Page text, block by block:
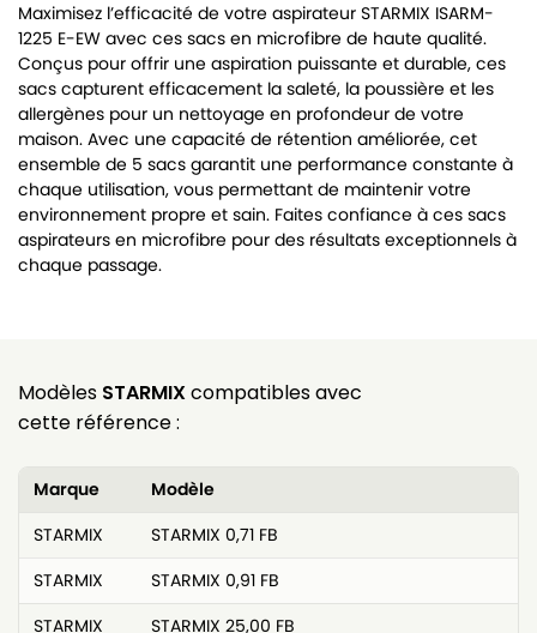
Maximisez l’efficacité de votre aspirateur STARMIX ISARM-
1225 E-EW avec ces sacs en microfibre de haute qualité.
Conçus pour offrir une aspiration puissante et durable, ces
sacs capturent efficacement la saleté, la poussière et les
allergènes pour un nettoyage en profondeur de votre
maison. Avec une capacité de rétention améliorée, cet
ensemble de 5 sacs garantit une performance constante à
chaque utilisation, vous permettant de maintenir votre
environnement propre et sain. Faites confiance à ces sacs
aspirateurs en microfibre pour des résultats exceptionnels à
chaque passage.
Modèles STARMIXcompatibles avec
cette référence :
Marque
Modèle
STARMIX
STARMIX 0,71 FB
STARMIX
STARMIX 0,91 FB
STARMIX
STARMIX 25,00 FB